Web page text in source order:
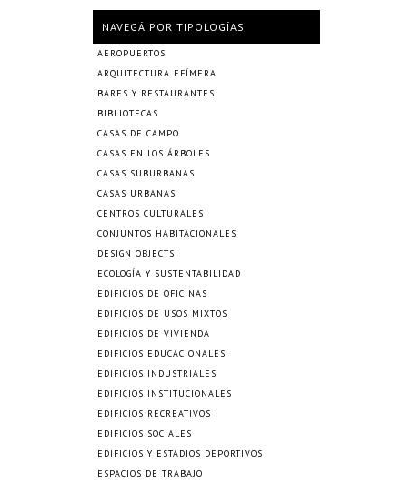
NAVEGÁ POR TIPOLOGÍAS
AEROPUERTOS
ARQUITECTURA EFÍMERA
BARES Y RESTAURANTES
BIBLIOTECAS
CASAS DE CAMPO
CASAS EN LOS ÁRBOLES
CASAS SUBURBANAS
CASAS URBANAS
CENTROS CULTURALES
CONJUNTOS HABITACIONALES
DESIGN OBJECTS
ECOLOGÍA Y SUSTENTABILIDAD
EDIFICIOS DE OFICINAS
EDIFICIOS DE USOS MIXTOS
EDIFICIOS DE VIVIENDA
EDIFICIOS EDUCACIONALES
EDIFICIOS INDUSTRIALES
EDIFICIOS INSTITUCIONALES
EDIFICIOS RECREATIVOS
EDIFICIOS SOCIALES
EDIFICIOS Y ESTADIOS DEPORTIVOS
ESPACIOS DE TRABAJO